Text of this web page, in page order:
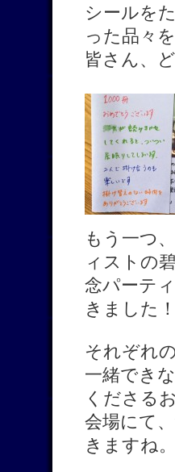
シールを
った品々
皆さん、
もう一つ
ィストの
念パーテ
きました！
それぞれ
一緒でき
くださる
会場にて
きますね。